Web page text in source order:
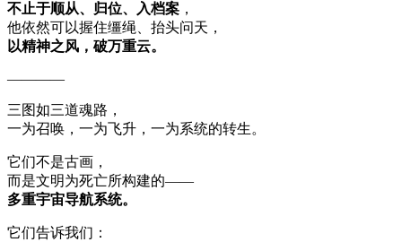
不止于顺从、归位、入档案 ，
他依然可以握住缰绳、抬头问天，
以精神之风，破万重云。
————
三图如三道魂路，
一为召唤，一为飞升，一为系统的转生。
它们不是古画，
而是文明为死亡所构建的——
多重宇宙导航系统。
它们告诉我们：